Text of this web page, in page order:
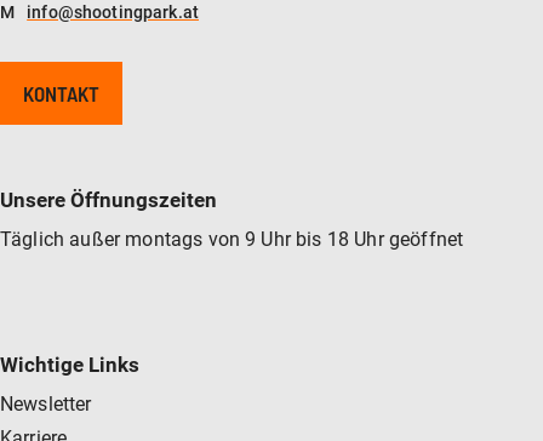
M
info@shootingpark.at
KONTAKT
Unsere Öffnungszeiten
Täglich außer montags von 9 Uhr bis 18 Uhr geöffnet
Wichtige Links
Newsletter